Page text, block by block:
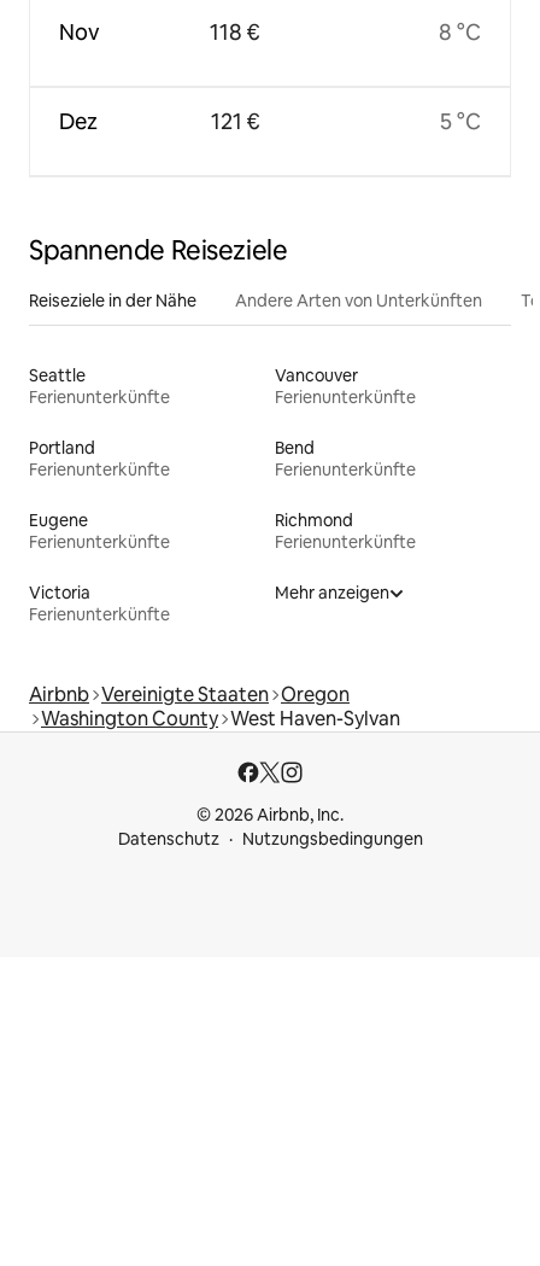
Nov
Dez
118 €
121 €
8 °C
5 °C
Spannende Reiseziele
Reiseziele in der Nähe Andere Arten von Unterkünften
Seattle
Ferienunterkünfte
Vancouver
Ferienunterkünfte
Portland
Ferienunterkünfte
Bend
Ferienunterkünfte
Eugene
Ferienunterkünfte
Richmond
Ferienunterkünfte
Victoria
Ferienunterkünfte
Mehr anzeigen
Airbnb Vereinigte Staaten Oregon
Washington County West Haven-Sylvan
© 2026 Airbnb, Inc.
Datenschutz
Nutzungsbedingungen